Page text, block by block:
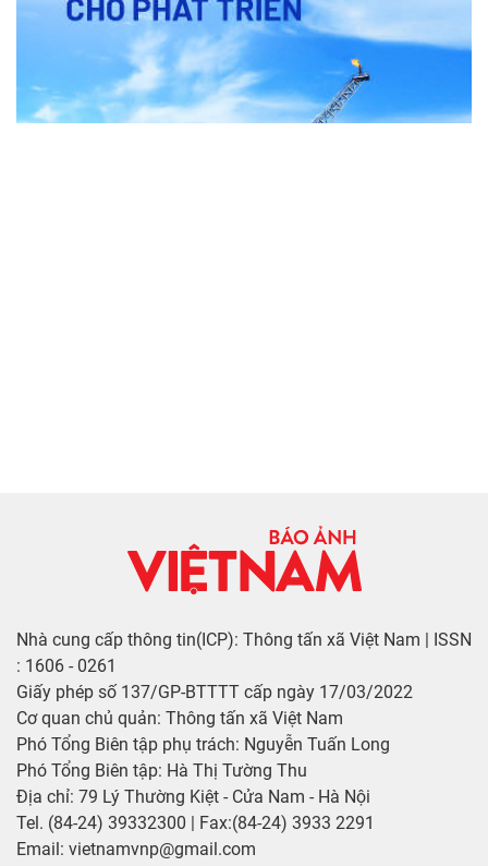
Nhà cung cấp thông tin(ICP): Thông tấn xã Việt Nam | ISSN
: 1606 - 0261
Giấy phép số 137/GP-BTTTT cấp ngày 17/03/2022
Cơ quan chủ quản: Thông tấn xã Việt Nam
Phó Tổng Biên tập phụ trách: Nguyễn Tuấn Long
Phó Tổng Biên tập: Hà Thị Tường Thu
Địa chỉ: 79 Lý Thường Kiệt - Cửa Nam - Hà Nội
Tel. (84-24) 39332300 | Fax:(84-24) 3933 2291
Email: vietnamvnp@gmail.com